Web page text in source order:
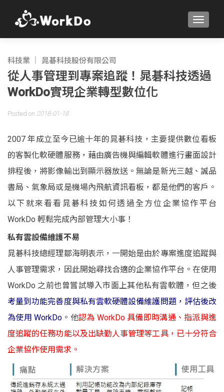
科技業 晁碁科技股份有限公司
從人事管理到專案追蹤！晁碁科技透過
WorkDo實現企業轉型數位化
Posted on 2018-01-18
2007 年成立至今已逾十年的晁碁科技，主要提供數位看板
的客製化軟硬體服務，藉由廣告機與編輯軟體進行畫面設計
排程後，將影像輸出到顯示器放送。無論是新光三越、誠品
書局、氣象局或是機場內飛航資訊看板，都是他們的客戶。
以下就來看看晁碁科技如何透過全方位企業協作平台
WorkDo 輕鬆完成內部管理大小事！
私有雲設備維護不易
晁碁科技總經理鄒海明表示，一開始是由於專案進度追蹤與
人事管理需求，因此開始尋找合適的企業協作平台。在使用
WorkDo 之前也曾嘗試導入市面上其他私有雲軟體，但之後
考量到功能完善度與私有雲軟硬體設備維護問題，評估後改
為使用 WorkDo 。他認為 WorkDo 具備即時溝通、指派與進
度追蹤的任務功能以及出缺勤人事管理等工具，已十分符合
企業協作使用需求。